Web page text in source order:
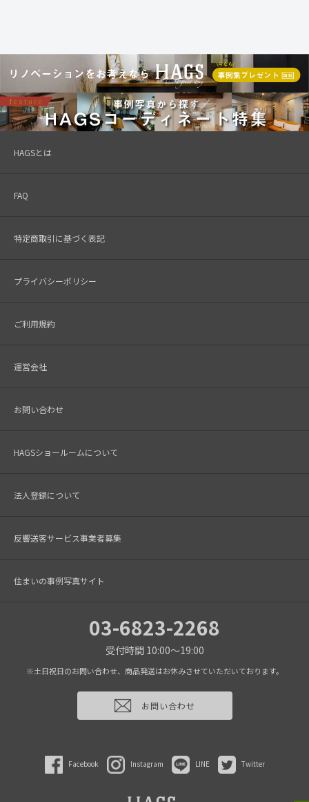
HAGSとは
FAQ
特定商取引に基づく表記
プライバシーポリシー
ご利用規約
運営会社
お問い合わせ
HAGSショールームについて
法人登録について
反響送客サービス事業者募集
住まいの事例写真サイト
03-6823-2268
受付時間 10:00～19:00
※土日祝日のお問い合わせ、商品発送はお休みさせていただいております。
お問い合わせ
Facebook Instagram LINE Twitter